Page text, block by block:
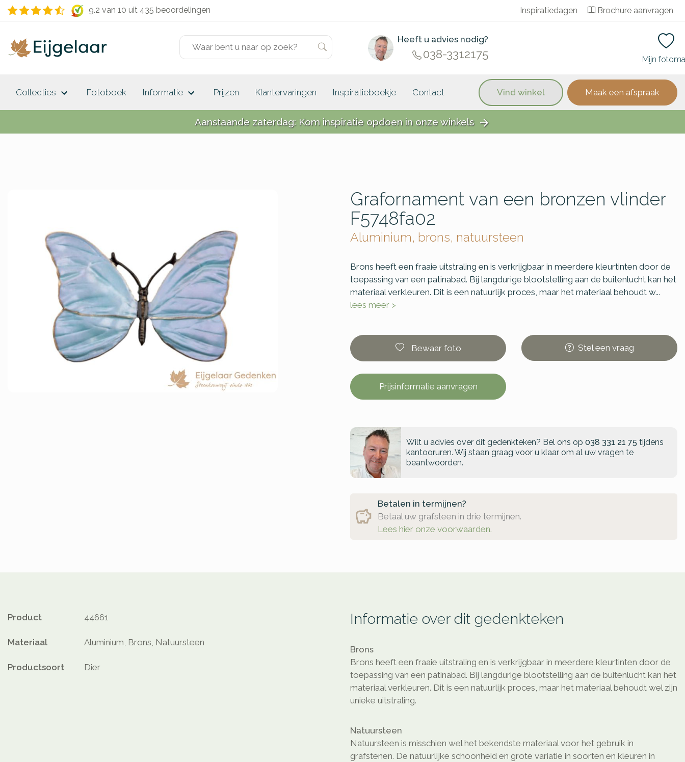
9.2 van 10 uit 435 beoordelingen Inspiratiedagen Brochure aanvragen
Heeft u advies nodig?
038-3312175 Mijn
Collecties keyboard_arrow_down Fotoboek Informatie keyboard_arrow_down Prijzen Klantervaringen Inspiratieboekje Contact Vind winkel Maak een afspraak
Aanstaande zaterdag: Kom inspiratie opdoen in onze winkels arrow_forward
Grafornament van een bronzen vlinder
F5748fa02
Aluminium, brons, natuursteen
Brons heeft een fraaie uitstraling en is verkrijgbaar in meerdere kleurtinten door de
toepassing van een patinabad. Bij langdurige blootstelling aan de buitenlucht kan het
materiaal verkleuren. Dit is een natuurlijk proces, maar het materiaal behoudt w...
lees meer >
Bewaar foto Steleen vraag
Prijsinformatie aanvragen
Wilt u advies over dit gedenkteken? Bel ons op 038 331 21 75 tijdens
kantooruren. Wij staan graag voor u klaar om al uw vragen te
beantwoorden.
Betalen in termijnen?
Betaal uw grafsteen in drie termijnen.
Lees hier onze voorwaarden.
Product 44661
Materiaal Aluminium, Brons, Natuursteen
Productsoort Dier
Informatie over dit gedenkteken
Brons
Brons heeft een fraaie uitstraling en is verkrijgbaar in meerdere kleurtinten door de
toepassing van een patinabad. Bij langdurige blootstelling aan de buitenlucht kan het
materiaal verkleuren. Dit is een natuurlijk proces, maar het materiaal behoudt wel zijn
unieke uitstraling.
Natuursteen
Natuursteen is misschien wel het bekendste materiaal voor het gebruik in
grafstenen. De natuurlijke schoonheid en grote variatie in soorten en kleuren in